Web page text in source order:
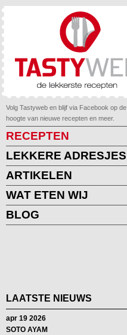
Volg Tastyweb en blijf via Facebook op de
hoogte van nieuwe recepten en meer.
RECEPTEN
LEKKERE ADRESJES
ARTIKELEN
WAT ETEN WIJ
BLOG
LAATSTE NIEUWS
apr 19 2026
SOTO AYAM